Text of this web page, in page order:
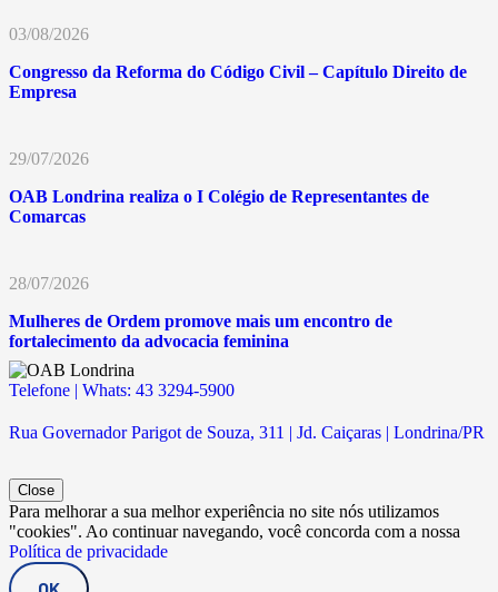
03/08/2026
Congresso da Reforma do Código Civil – Capítulo Direito de
Empresa
29/07/2026
OAB Londrina realiza o I Colégio de Representantes de
Comarcas
28/07/2026
Mulheres de Ordem promove mais um encontro de
fortalecimento da advocacia feminina
Telefone | Whats: 43 3294-5900
Rua Governador Parigot de Souza, 311 | Jd. Caiçaras | Londrina/PR
Close
Para melhorar a sua melhor experiência no site nós utilizamos
"cookies". Ao continuar navegando, você concorda com a nossa
Política de privacidade